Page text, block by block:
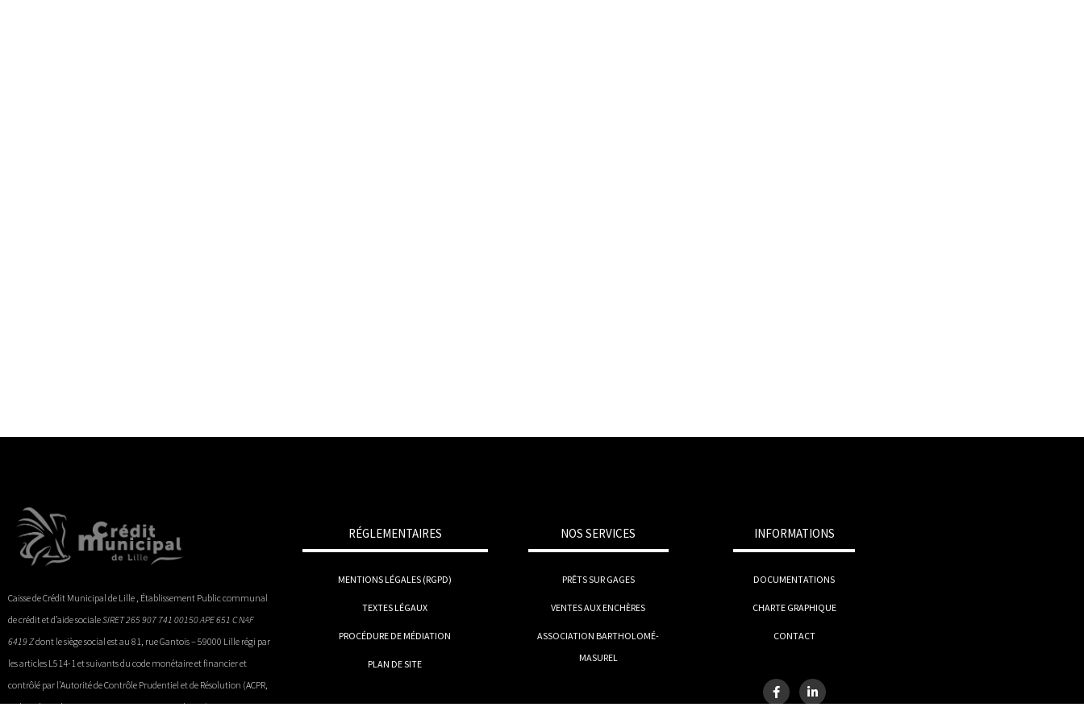
Caisse de Crédit Municipal de Lille , Établissement Public communal
de crédit et d’aide socialeSIRET 265 907 741 00150 APE 651 C NAF
6419 Zdont le siège social est au 81, rue Gantois – 59000 Lille régi par
les articles L514-1 et suivants du code monétaire et financier et
contrôlé par l’Autorité de Contrôle Prudentiel et de Résolution (ACPR,
RÉGLEMENTAIRES
MENTIONS LÉGALES (RGPD)
TEXTES LÉGAUX
PROCÉDURE DE MÉDIATION
PLAN DE SITE
NOS SERVICES
PRÊTS SUR GAGES
VENTES AUX ENCHÈRES
ASSOCIATION BARTHOLOMÉ-
MASUREL
INFORMATIONS
DOCUMENTATIONS
CHARTE GRAPHIQUE
CONTACT
a
c
i
n